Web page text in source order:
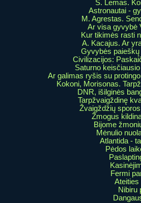
S. Lemas.
Astronautai -
M. Agrestas.
Ar visa gyvybė
Kur tikimės rasti
A. Kacajus. Ar
Gyvybės
Civilizacijos:
Saturno
Ar galimas ryšis su
Kokoni, Morisonas.
DNR, išilginės
Tarpžvaigždinę
Žvaigždžių
Žmogus
Bijome
Mėnulio
Atlantida -
Pėdos
Fermi
Ateities
Nibiru